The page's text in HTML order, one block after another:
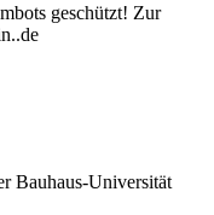
geschützt! Zur
.de
Bauhaus-Universität